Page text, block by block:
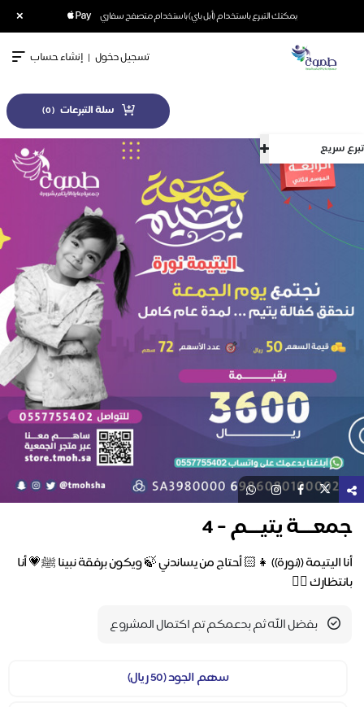
يمكنك التبرع باستخدام (أبل باي) باستخدام متصفح سفاري ×
تبرع سريع
تسجيل دخول | إنشاء حساب
سلة التبرعات (
0
)
جمعـــة يتيـــم - 4
أنا اليتيمة ((نورة)) 👧🏻 أحتاج من يساندني 🍃 ويكون برفقة نبينا ﷺ💗 أنا
بانتظارك ✋🏻
بفضل الله ثم بدعمكم تم اكتمال المشروع
سهم الجود (50 ريال)